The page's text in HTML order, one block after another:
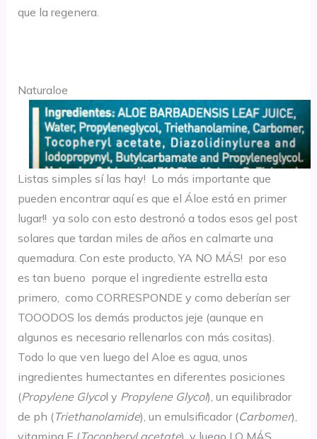
que la regenera.
Naturaloe
Listas simples sí las hay! Lo más importante que
pueden encontrar aquí es que el Áloe está en primer
lugar!! ya solo con esto destronó a todos esos gel post
solares que tardan miles de años en calmarte una
quemadura. Con este producto, YA NO MÁS! por eso
es tan bueno porque el ingrediente estrella esta
primero, como CORRESPONDE y como deberían ser
TOOODOS los demás productos jeje (aunque en
algunos es necesario rellenarlos con más cositas).
Todo lo que ven luego del Aloe es agua, unos
ingredientes humectantes en diferentes posiciones
(Propylene Glycol y Propylene Glycol), un equilibrador
de ph (Triethanolamide), un emulsificador (Carbomer),